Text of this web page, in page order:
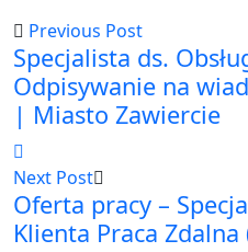
Previous Post
Specjalista ds.
Odpisywanie na
| Miasto Zawiercie
Next Post
Oferta pracy –
Klienta Praca Zdalna